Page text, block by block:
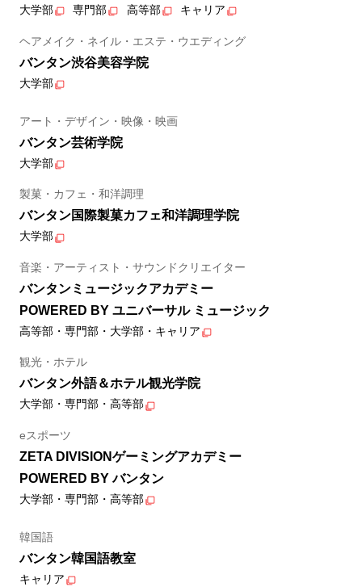
大学部 専門部 高等部 キャリア
ヘアメイク・ネイル・エステ・ウエディング
バンタン渋谷美容学院
大学部
アート・デザイン・映像・映画
バンタン芸術学院
大学部
製菓・カフェ・和洋調理
バンタン国際製菓カフェ和洋調理学院
大学部
音楽・アーティスト・サウンドクリエイター
バンタンミュージックアカデミー
POWERED BY ユニバーサル ミュージック
高等部・専門部・大学部・キャリア
観光・ホテル
バンタン外語＆ホテル観光学院
大学部・専門部・高等部
eスポーツ
ZETA DIVISIONゲーミングアカデミー
POWERED BY バンタン
大学部・専門部・高等部
韓国語
バンタン韓国語教室
キャリア